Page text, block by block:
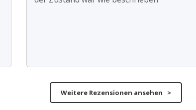
Weitere Rezensionen ansehen >